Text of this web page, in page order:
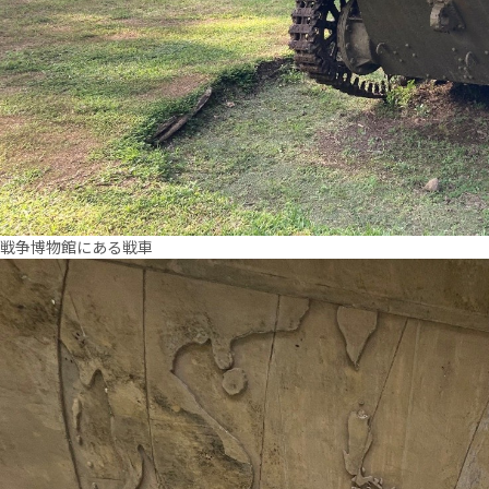
戦争博物館にある戦車